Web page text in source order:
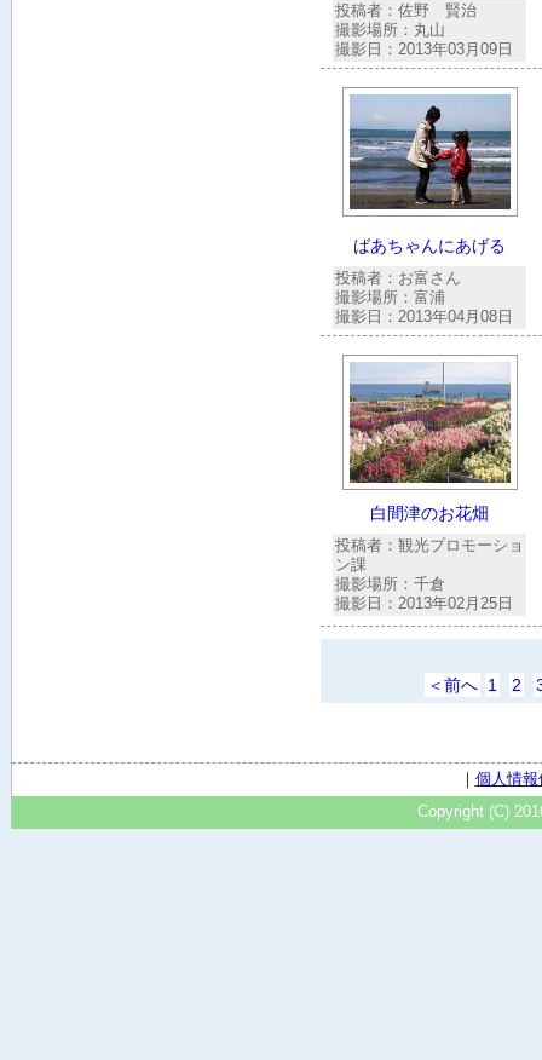
投稿者：佐野 賢治
撮影場所：丸山
撮影日：2013年03月09日
ばあちゃんにあげる
投稿者：お富さん
撮影場所：富浦
撮影日：2013年04月08日
白間津のお花畑
投稿者：観光プロモーショ
ン課
撮影場所：千倉
撮影日：2013年02月25日
＜前へ 1 2
｜ 個人情
Copyright (C)